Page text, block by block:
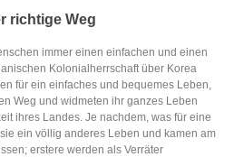
richtige Weg
immer einen einfachen und einen
Kolonialherrschaft über Korea
für ein einfaches und bequemes Leben,
Weg und widmeten ihr ganzes Leben
ihres Landes. Je nachdem, was für eine
ein völlig anderes Leben und kamen am
erstere werden als Verräter